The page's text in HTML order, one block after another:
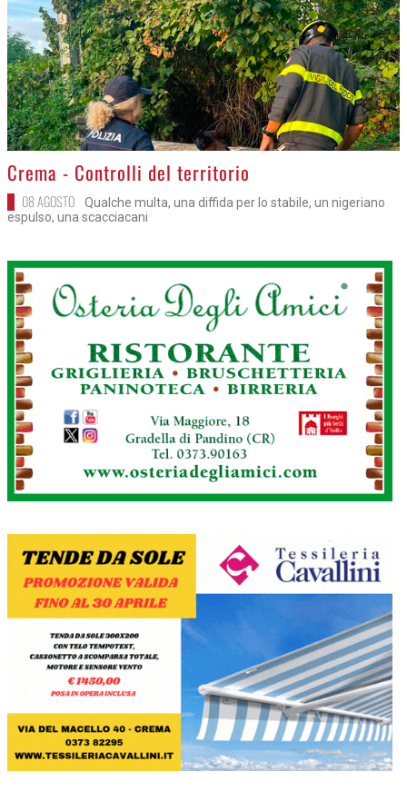
>
Crema - Controlli del territorio
08 AGOSTO
Qualche multa, una diffida per lo stabile, un nigeriano
espulso, una scacciacani